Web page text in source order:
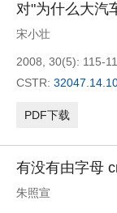
对"为什么大汽
宋小壮
2008, 30(5): 115-
CSTR:
PDF下载
有没有由字母
朱照宣